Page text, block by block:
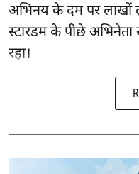
अभिनय के दम पर लाखों
स्टारडम के पीछे
रहा।